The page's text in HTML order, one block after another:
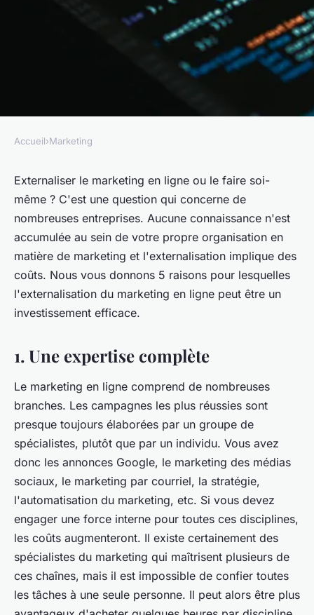
Les 5 principaux avantages de
l'externalisation de son
marketing en ligne
•12 octobre 2020•2 min de lecture
Accueil›Marketing
Externaliser le marketing en ligne ou le faire soi-
même ? C'est une question qui concerne de
nombreuses entreprises. Aucune connaissance n'est
accumulée au sein de votre propre organisation en
matière de marketing et l'externalisation implique des
coûts. Nous vous donnons 5 raisons pour lesquelles
l'externalisation du marketing en ligne peut être un
investissement efficace.
1. Une expertise complète
Le marketing en ligne comprend de nombreuses
branches. Les campagnes les plus réussies sont
presque toujours élaborées par un groupe de
spécialistes, plutôt que par un individu. Vous avez
donc les annonces Google, le marketing des médias
sociaux, le marketing par courriel, la stratégie,
l'automatisation du marketing, etc. Si vous devez
engager une force interne pour toutes ces disciplines,
les coûts augmenteront. Il existe certainement des
spécialistes du marketing qui maîtrisent plusieurs de
ces chaînes, mais il est impossible de confier toutes
les tâches à une seule personne. Il peut alors être plus